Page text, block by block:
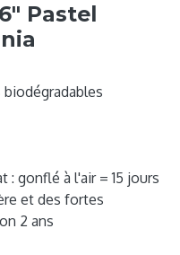
Pastel
biodégradables
gonflé à l'air = 15 jours
et des fortes
2 ans